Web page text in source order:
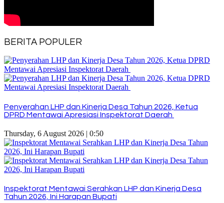
BERITA POPULER
Penyerahan LHP dan Kinerja Desa Tahun 2026, Ketua
DPRD Mentawai Apresiasi Inspektorat Daerah
Thursday, 6 August 2026 | 0:50
Inspektorat Mentawai Serahkan LHP dan Kinerja Desa
Tahun 2026, Ini Harapan Bupati